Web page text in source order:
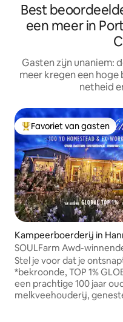
Best
een meer in
Gasten zijn unaniem:
meer kregen een
netheid
Topfavoriet van gasten
Favoriet van gasten
Kampeerboerderij in
m Vale
SOULFarm Awd-
Stijlvol& Huisdieren OK
Stel je voor dat je
*bekroonde, TOP 1%
een prachtige 100 jaar
melkveehouderij,